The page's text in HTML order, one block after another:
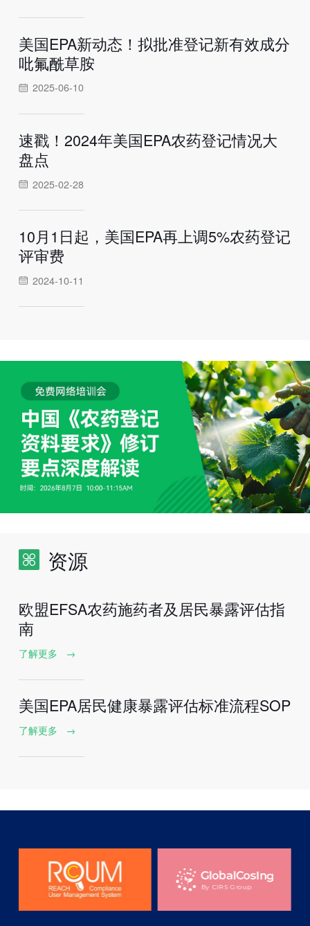
美国EPA新动态！拟批准登记新有效成分
吡氟酰草胺
2025-06-10
速戳！2024年美国EPA农药登记情况大
盘点
2025-02-28
10月1日起，美国EPA再上调5%农药登记
评审费
2024-10-11
资源
欧盟EFSA农药施药者及居民暴露评估指
南
了解更多 →
美国EPA居民健康暴露评估标准流程SOP
了解更多 →